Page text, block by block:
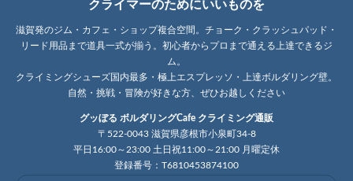
クライマーのためにいいものを
滋賀発のジム・カフェ・ショップ複合空間。チョーク・クラッシュパッド・
リード用品まで道具一式が揃う。初心者からプロまで通える上達できるジ
ム。
クライミングシューズ国内最多・極上エスプレッソ・上達ボルダリング壁。
自然・挑戦・冒険が好きな方、ぜひお越しください
グッぼる ボルダリングCafe クライミング通販
〒522-0043 滋賀県彦根市小泉町34-8
平日16:00～23:00 土日祝11:00～21:00 月曜定休
登録番号：T6810453874100